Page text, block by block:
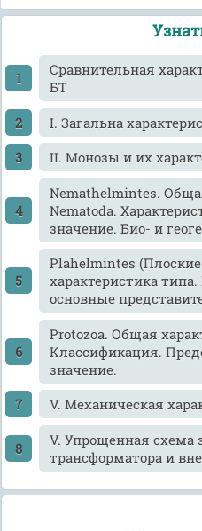
Cравнительная
БТ
I. Загальна
II. Монозы и их
Nemathelmintes.
Nematoda.
значение. Био- и
Plahelmintes
характеристика
основные
Protozoa. Общая
Классификация.
значение.
V. Механическая
V. Упрощенная схема
трансформатора и